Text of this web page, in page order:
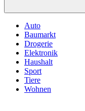
Auto
Baumarkt
Drogerie
Elektronik
Haushalt
Sport
Tiere
Wohnen